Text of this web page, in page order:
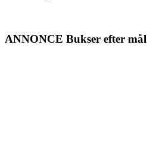
ANNONCE Bukser efter mål